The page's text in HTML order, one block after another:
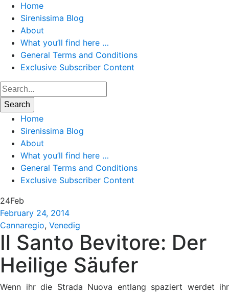
Home
Sirenissima Blog
About
What you’ll find here …
General Terms and Conditions
Exclusive Subscriber Content
Home
Sirenissima Blog
About
What you’ll find here …
General Terms and Conditions
Exclusive Subscriber Content
24Feb
February 24, 2014
Cannaregio, Venedig
Il Santo Bevitore: Der
Heilige Säufer
Wenn ihr die Strada Nuova entlang spaziert werdet ihr